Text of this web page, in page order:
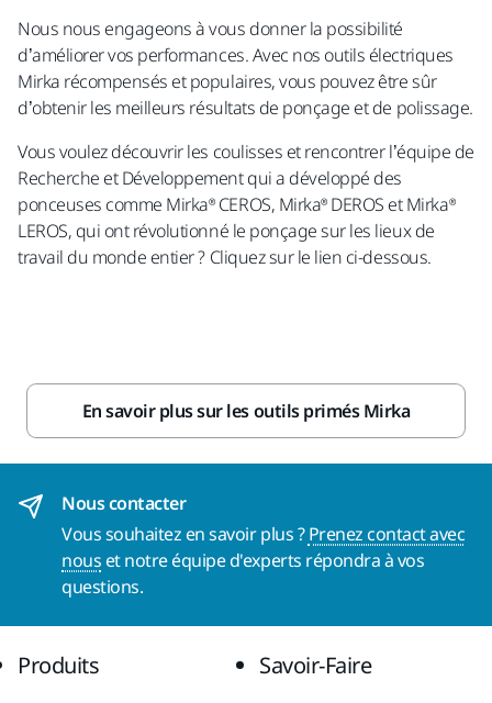
Nous nous engageons à vous donner la possibilité
d’améliorer vos performances. Avec nos outils électriques
Mirka récompensés et populaires, vous pouvez être sûr
d’obtenir les meilleurs résultats de ponçage et de polissage.
Vous voulez découvrir les coulisses et rencontrer l’équipe de
Recherche et Développement qui a développé des
ponceuses comme Mirka® CEROS, Mirka® DEROS et Mirka®
LEROS, qui ont révolutionné le ponçage sur les lieux de
travail du monde entier ? Cliquez sur le lien ci-dessous.
En savoir plus sur les outils primés Mirka
Nous contacter
Vous souhaitez en savoir plus ?Prenez contact avec
nous et notre équipe d'experts répondra à vos
questions.
Produits Savoir-Faire